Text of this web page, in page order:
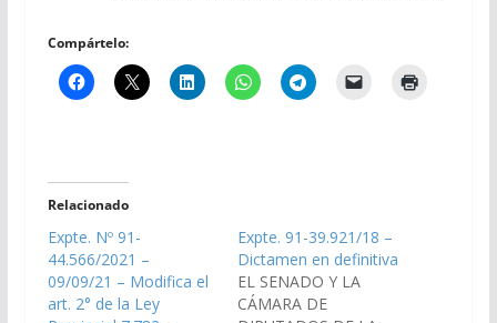
Compártelo:
Relacionado
Expte. Nº 91-
44.566/2021 –
09/09/21 – Modifica el
art. 2° de la Ley
Expte. 91-39.921/18 –
Dictamen en definitiva
EL SENADO Y LA
CÁMARA DE